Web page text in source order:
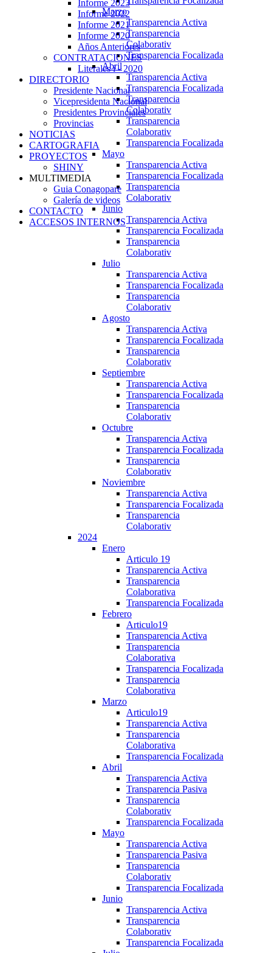
Marzo
Transparencia Activa
Transparencia
Colaborativ
Transparencia Focalizada
Abril
Transparencia Activa
Transparencia Focalizada
Transparencia
Colaborativ
Transparencia
Colaborativ
Transparencia Focalizada
Mayo
Transparencia Activa
Transparencia Focalizada
Transparencia
Colaborativ
Junio
Transparencia Activa
Transparencia Focalizada
Transparencia
Colaborativ
Julio
Transparencia Activa
Transparencia Focalizada
Transparencia
Colaborativ
Agosto
Transparencia Activa
Transparencia Focalizada
Transparencia
Colaborativ
Septiembre
Transparencia Activa
Transparencia Focalizada
Transparencia
Colaborativ
Octubre
Transparencia Activa
Transparencia Focalizada
Transparencia
Colaborativ
Noviembre
Transparencia Activa
Transparencia Focalizada
Transparencia
Colaborativ
2024
Enero
Articulo 19
Transparencia Activa
Transparencia
Colaborativa
Transparencia Focalizada
Febrero
Articulo19
Transparencia Activa
Transparencia
Colaborativa
Transparencia Focalizada
Transparencia
Colaborativa
Marzo
Articulo19
Transparencia Activa
Transparencia
Colaborativa
Transparencia Focalizada
Abril
Transparencia Activa
Transparencia Pasiva
Transparencia
Colaborativ
Transparencia Focalizada
Mayo
Transparencia Activa
Transparencia Pasiva
Transparencia
Colaborativ
Transparencia Focalizada
Junio
Transparencia Activa
Transparencia
Colaborativ
Transparencia Focalizada
Informe 2023
Informe 2022
Informe 2021
Informe 2020
Años Anteriores
CONTRATACIONES
Literales i - 2020
DIRECTORIO
Presidente Nacional
Vicepresidenta Nacional
Presidentes Provinciales
Provincias
NOTICIAS
CARTOGRAFIA
PROYECTOS
SHINY
MULTIMEDIA
Guia Conagopare
Galería de videos
CONTACTO
ACCESOS INTERNOS